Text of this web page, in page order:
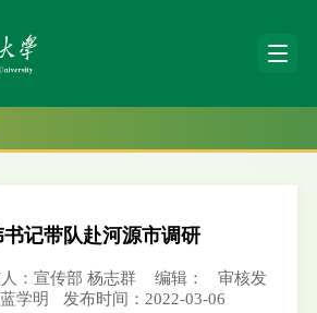
记带队赴河源市调研
：宣传部 杨志群 编辑：
审核发
学明
发布时间：2022-03-06